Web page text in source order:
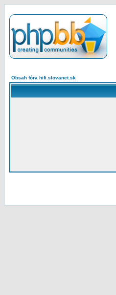
Obsah fóra hifi.slovanet.sk